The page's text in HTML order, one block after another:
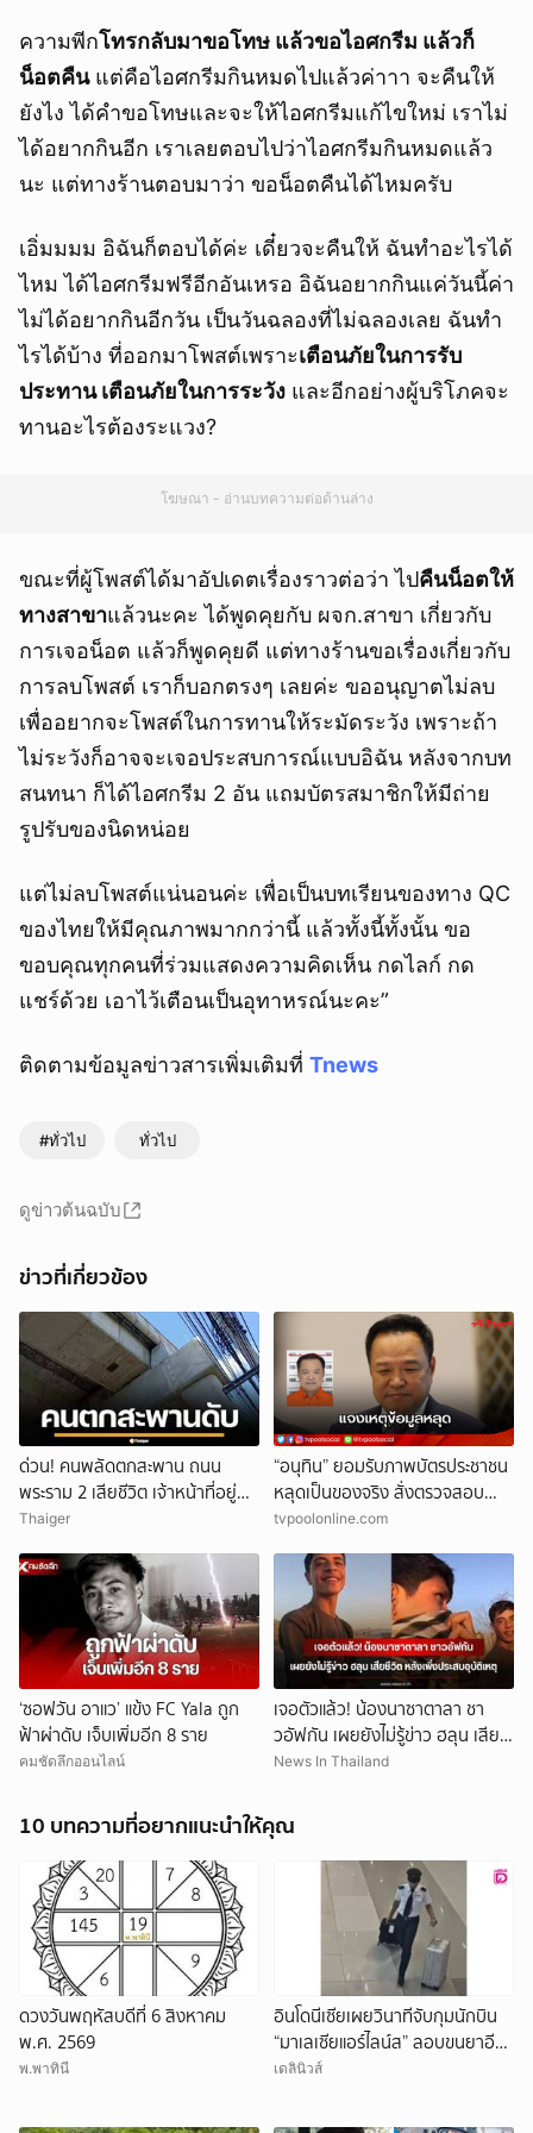
ความพีกโทรกลับมาขอโทษ แล้วขอไอศกรีม แล้วก็
น็อตคืนแต่คือไอศกรีมกินหมดไปแล้วค่าาา จะคืนให้
ยังไง ได้คำขอโทษและจะให้ไอศกรีมแก้ไขใหม่ เราไม่
ได้อยากกินอีก เราเลยตอบไปว่าไอศกรีมกินหมดแล้ว
นะ แต่ทางร้านตอบมาว่า ขอน็อตคืนได้ไหมครับ
เอิ่มมมม อิฉันก็ตอบได้ค่ะ เดี๋ยวจะคืนให้ ฉันทำอะไรได้
ไหม ได้ไอศกรีมฟรีอีกอันเหรอ อิฉันอยากกินแค่วันนี้ค่า
ไม่ได้อยากกินอีกวัน เป็นวันฉลองที่ไม่ฉลองเลย ฉันทำ
ไรได้บ้าง ที่ออกมาโพสต์เพราะเตือนภัยในการรับ
ประทาน เตือนภัยในการระวัง และอีกอย่างผู้บริโภคจะ
ทานอะไรต้องระแวง?
โฆษณา - อ่านบทความต่อด้านล่าง
ขณะที่ผู้โพสต์ได้มาอัปเดตเรื่องราวต่อว่า ไปคืนน็อตให้
ทางสาขาแล้วนะคะ ได้พูดคุยกับ ผจก.สาขา เกี่ยวกับ
การเจอน็อต แล้วก็พูดคุยดี แต่ทางร้านขอเรื่องเกี่ยวกับ
การลบโพสต์ เราก็บอกตรงๆ เลยค่ะ ขออนุญาตไม่ลบ
เพื่ออยากจะโพสต์ในการทานให้ระมัดระวัง เพราะถ้า
ไม่ระวังก็อาจจะเจอประสบการณ์แบบอิฉัน หลังจากบท
สนทนา ก็ได้ไอศกรีม 2 อัน แถมบัตรสมาชิกให้มีถ่าย
รูปรับของนิดหน่อย
แต่ไม่ลบโพสต์แน่นอนค่ะ เพื่อเป็นบทเรียนของทาง QC
ของไทยให้มีคุณภาพมากกว่านี้ แล้วทั้งนี้ทั้งนั้น ขอ
ขอบคุณทุกคนที่ร่วมแสดงความคิดเห็น กดไลก์ กด
แชร์ด้วย เอาไว้เตือนเป็นอุทาหรณ์นะคะ”
ติดตามข้อมูลข่าวสารเพิ่มเติมที่ Tnews
#ทั่วไป ทั่วไป
ดูข่าวต้นฉบับ
ข่าวที่เกี่ยวข้อง
ด่วน! คนพลัดตกสะพาน ถนน
พระราม 2 เสียชีวิต เจ้าหน้าที่อยู่
ระหว่างดำเนินการ
Thaiger
“อนุทิน” ยอมรับภาพบัตรประชาชน
หลุดเป็นของจริง สั่งตรวจสอบ
ต้นตอข้อมูลรั่ว
tvpoolonline.com
‘ซอฟวัน อาแว’ แข้ง FC Yala ถูก
ฟ้าผ่าดับ เจ็บเพิ่มอีก 8 ราย
คมชัดลึกออนไลน์
เจอตัวแล้ว! น้องนาซาตาลา ชา
วอัฟกัน เผยยังไม่รู้ข่าว ฮลุน เสีย
ชีวิต หลังเพิ่งประสบอุบัติเหตุ
News In Thailand
10 บทความที่อยากแนะนำให้คุณ
ดวงวันพฤหัสบดีที่ 6 สิงหาคม
พ.ศ. 2569
พ.พาทินี
อินโดนีเซียเผยวินาทีจับกุมนักบิน
“มาเลเซียแอร์ไลน์ส” ลอบขนยาอี
26 กก.(คลิป)
เดลินิวส์